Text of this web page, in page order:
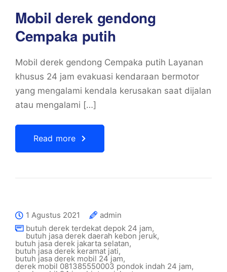
Mobil derek gendong
Cempaka putih
Mobil derek gendong Cempaka putih Layanan
khusus 24 jam evakuasi kendaraan bermotor
yang mengalami kendala kerusakan saat dijalan
atau mengalami […]
Read more
1 Agustus 2021
admin
butuh derek terdekat depok 24 jam,
butuh jasa derek daerah kebon jeruk,
butuh jasa derek jakarta selatan,
butuh jasa derek keramat jati,
butuh jasa derek mobil 24 jam,
derek mobil 081385550003 pondok indah 24 jam,